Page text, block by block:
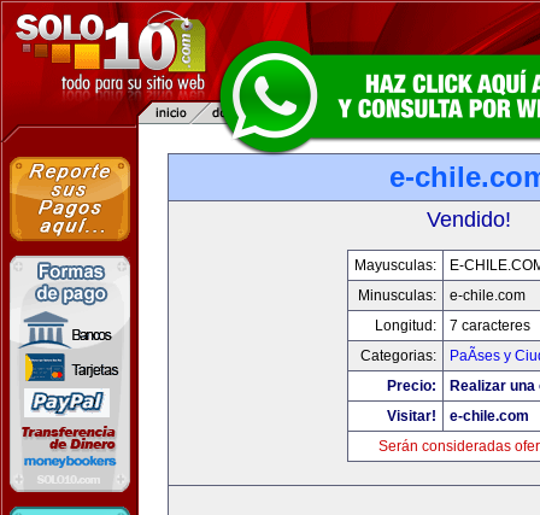
e-
Vendido!
Mayusculas:
E-
Minusculas:
e-chile.com
Longitud:
7 caracteres
Categorias:
PaÃ­ses y
Precio:
Realizar
Visitar!
e-chile.com
Serán consideradas